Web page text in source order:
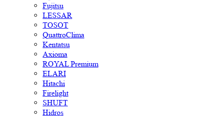
Fujitsu
LESSAR
TOSOT
QuattroClima
Kentatsu
Axioma
ROYAL Premium
ELARI
Hitachi
Firelight
SHUFT
Hidros